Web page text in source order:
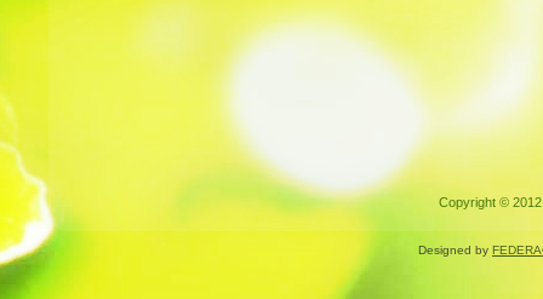
Copyright ©
Designed by